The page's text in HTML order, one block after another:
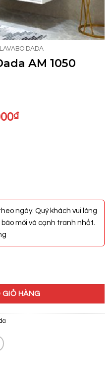
DADA
AM 1050
₫Giá
ngày. Quý khách vui lòng
mới và cạnh tranh nhất.
GIỎ HÀNG